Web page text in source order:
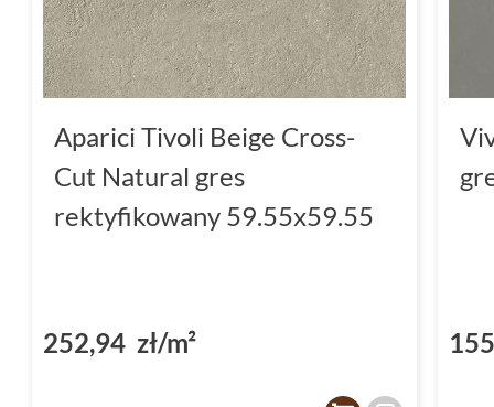
Aparici Tivoli Beige Cross-
Cut Natural gres
rektyfikowany 59.55x59.55
252,94 zł/m²